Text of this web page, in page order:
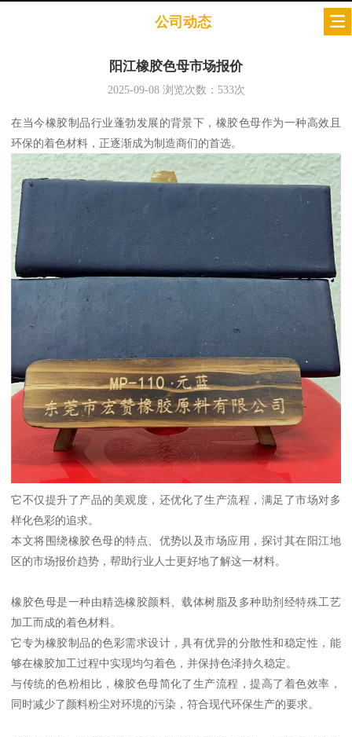
公司动态
阳江橡胶色母市场报价
2025-09-08浏览次数： 533次
在当今橡胶制品行业蓬勃发展的背景下，橡胶色母作为一种高效且
环保的着色材料，正逐渐成为制造商们的首选。
它不仅提升了产品的美观度，还优化了生产流程，满足了市场对多
样化色彩的追求。
本文将围绕橡胶色母的特点、优势以及市场应用，探讨其在阳江地
区的市场报价趋势，帮助行业人士更好地了解这一材料。
橡胶色母是一种由精选橡胶颜料、载体树脂及多种助剂经特殊工艺
加工而成的着色材料。
它专为橡胶制品的色彩需求设计，具有优异的分散性和稳定性，能
够在橡胶加工过程中实现均匀着色，并保持色泽持久稳定。
与传统的色粉相比，橡胶色母简化了生产流程，提高了着色效率，
同时减少了颜料粉尘对环境的污染，符合现代环保生产的要求。